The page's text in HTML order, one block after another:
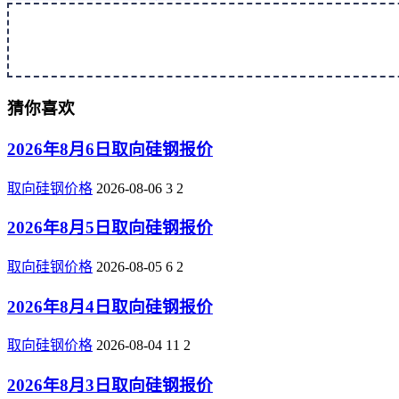
猜你喜欢
2026年8月6日取向硅钢报价
取向硅钢价格 2026-08-06 3 2
2026年8月5日取向硅钢报价
取向硅钢价格 2026-08-05 6 2
2026年8月4日取向硅钢报价
取向硅钢价格 2026-08-04 11 2
2026年8月3日取向硅钢报价